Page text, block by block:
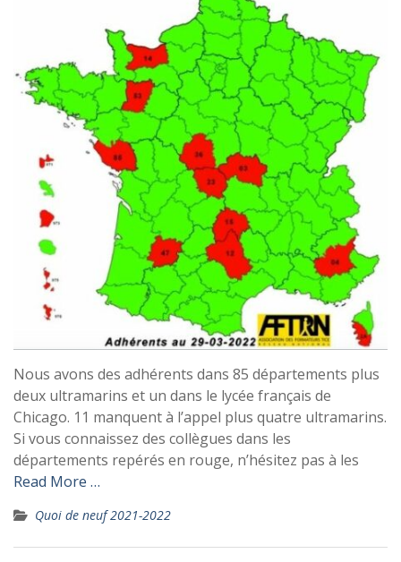
Nous avons des adhérents dans 85 départements plus
deux ultramarins et un dans le lycée français de
Chicago. 11 manquent à l’appel plus quatre ultramarins.
Si vous connaissez des collègues dans les
départements repérés en rouge, n’hésitez pas à les
Read More …
Quoi de neuf 2021-2022